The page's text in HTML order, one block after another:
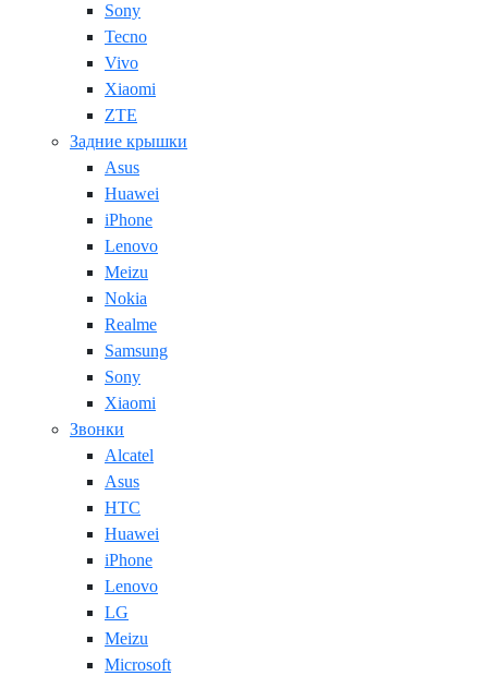
Sony
Tecno
Vivo
Xiaomi
ZTE
Задние крышки
Asus
Huawei
iPhone
Lenovo
Meizu
Nokia
Realme
Samsung
Sony
Xiaomi
Звонки
Alcatel
Asus
HTC
Huawei
iPhone
Lenovo
LG
Meizu
Microsoft